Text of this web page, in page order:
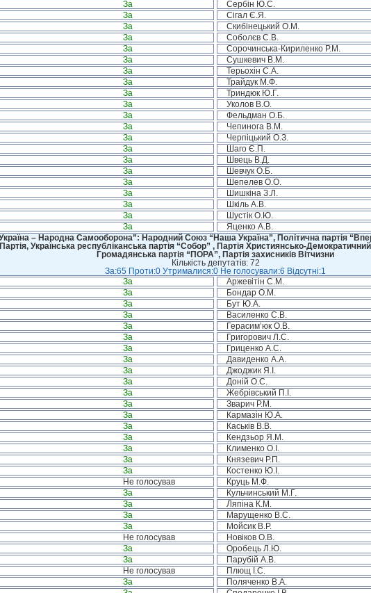
За Сербін Ю.С.
За Сігал Є.Я.
За Скибінецький О.М.
За Соболєв С.В.
За Сорочинська-Кириленко Р.М.
За Сушкевич В.М.
За Терьохін С.А.
За Трайдук М.Ф.
За Триндюк Ю.Г.
За Уколов В.О.
За Фельдман О.Б.
За Чепинога В.М.
За Черпіцький О.З.
За Шаго Є.П.
За Швець В.Д.
За Шевчук О.Б.
За Шепелев О.О.
За Шишкіна З.Л.
За Шкіль А.В.
За Шустік О.Ю.
За Яценко А.В.
– Народна Самооборона”: Народний Союз “Наша Україна”, Політична партія
Українська республіканська партія “Собор” , Партія Християнсько-
Громадянська партія “ПОРА”, Партія захисників Вітчизни
Кількість депутатів: 72
За:65 Проти:0 Утрималися:0 Не голосували:6 Відсутні:1
За Аржевітін С.М.
За Бондар О.М.
За Бут Ю.А.
За Василенко С.В.
За Герасим’юк О.В.
За Григорович Л.С.
За Гриценко А.С.
За Давиденко А.А.
За Джоджик Я.І.
За Доній О.С.
За Жебрівський П.І.
За Зварич Р.М.
За Кармазін Ю.А.
За Каськів В.В.
За Кендзьор Я.М.
За Клименко О.І.
За Князевич Р.П.
За Костенко Ю.І.
Не голосував Круць М.Ф.
За Кульчинський М.Г.
За Ляпіна К.М.
За Марущенко В.С.
За Мойсик В.Р.
Не голосував Новіков О.В.
За Оробець Л.Ю.
За Парубій А.В.
Не голосував Плющ І.С.
За Поляченко В.А.